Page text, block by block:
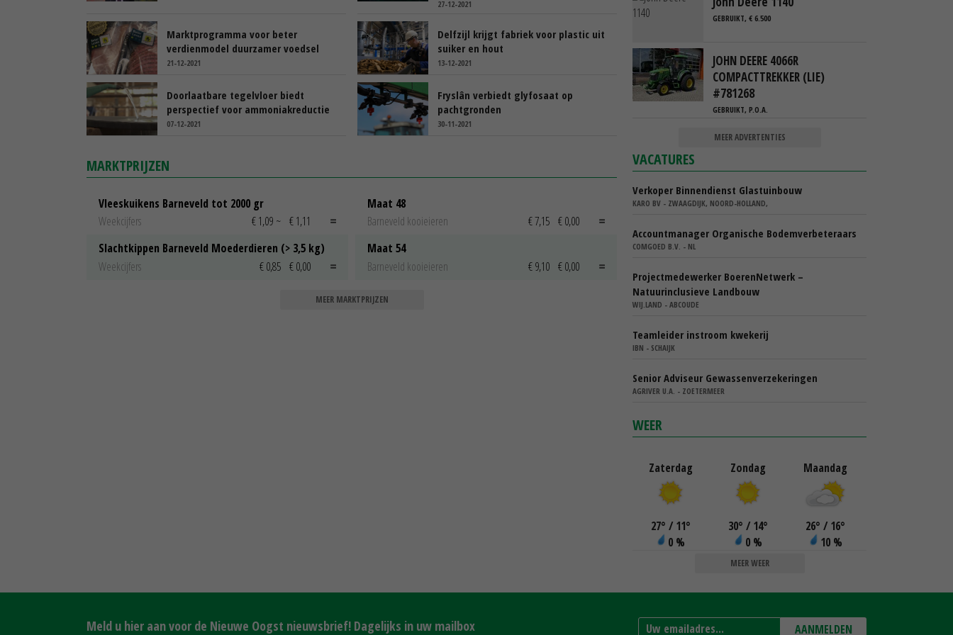
27-12-2021
Marktprogramma voor beter
verdienmodel duurzamer voedsel
21-12-2021
Delfzijl krijgt fabriek voor plastic uit
suiker en hout
13-12-2021
Doorlaatbare tegelvloer biedt
perspectief voor ammoniakreductie
07-12-2021
Fryslân verbiedt glyfosaat op
pachtgronden
30-11-2021
MARKTPRIJZEN
Vleeskuikens Barneveld tot 2000 gr
Weekcijfers
€ 1,09 ~ € 1,11
Slachtkippen Barneveld Moederdieren (> 3,5 kg)
Weekcijfers
€ 0,85 € 0,00
Maat 48
Barneveld kooieieren
€ 7,15 € 0,00
Maat 54
Barneveld kooieieren
€ 9,10 € 0,00
MEER MARKTPRIJZEN
GEBRUIKT, € 6.500
JOHN DEERE 4066R
COMPACTTREKKER (LIE)
#781268
GEBRUIKT, P.O.A.
MEER ADVERTENTIES
VACATURES
Verkoper Binnendienst Glastuinbouw
KARO BV - ZWAAGDIJK, NOORD-HOLLAND,
Accountmanager Organische Bodemverbeteraars
COMGOED B.V. - NL
Projectmedewerker BoerenNetwerk –
Natuurinclusieve Landbouw
WIJ.LAND - ABCOUDE
Teamleider instroom kwekerij
IBN - SCHAIJK
Senior Adviseur Gewassenverzekeringen
AGRIVER U.A. - ZOETERMEER
WEER
Zaterdag
27° / 11°
0 %
Zondag
30° / 14°
0 %
Maandag
26° / 16°
10 %
MEER WEER
Meld u hier aan voor de Nieuwe Oogst nieuwsbrief! Dagelijks in uw mailbox AANMELDEN